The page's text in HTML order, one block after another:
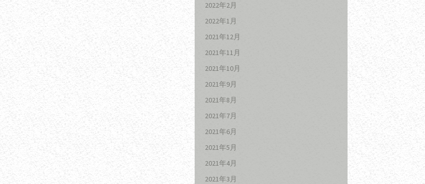
2022年2月
2022年1月
2021年12月
2021年11月
2021年10月
2021年9月
2021年8月
2021年7月
2021年6月
2021年5月
2021年4月
2021年3月